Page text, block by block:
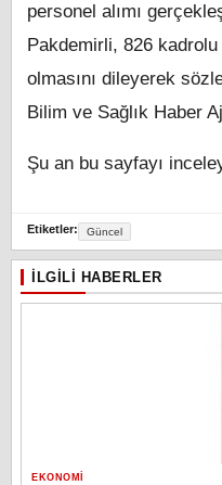
personel alımı
Pakdemirli, 826 kadrolu
olmasını dileyerek
Bilim ve Sağlık Haber
Şu an bu sayfayı
Etiketler: Güncel
İLGILI HABERLER
EKONOMI